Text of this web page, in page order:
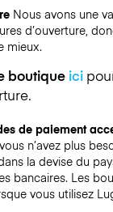
Nous avons une
d’ouverture,
mieux.
boutique ici
de paiement
n’avez plus
la devise du
bancaires. Les
vous utilisez